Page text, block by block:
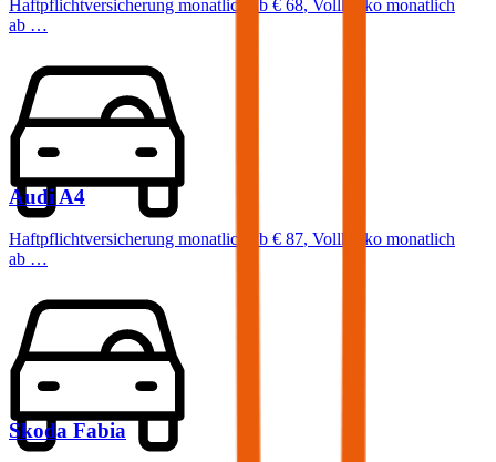
Haftpflichtversicherung monatlich ab € 68, Vollkasko monatlich
ab …
Audi A4
Haftpflichtversicherung monatlich ab € 87, Vollkasko monatlich
ab …
Skoda Fabia